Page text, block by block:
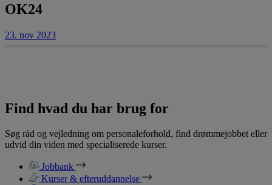
OK24
23. nov 2023
Find hvad du har brug for
Søg råd og vejledning om personaleforhold, find drømmejobbet eller
udvid din viden med specialiserede kurser.
Jobbank
Kurser & efteruddannelse